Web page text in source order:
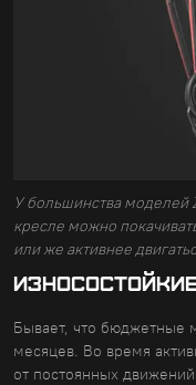
У большинства моделей
кресле можно
или же активнее
Бывает, что бюджетные
месяцев. Во время
от постоянных